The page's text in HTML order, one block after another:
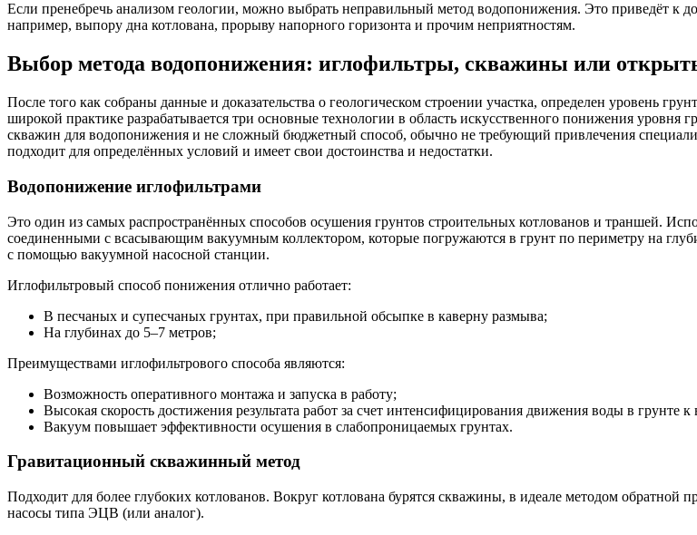
Если пренебречь анализом геологии, можно выбрать неправильный метод водопонижения. Это приведёт к
например, выпору дна котлована, прорыву напорного горизонта и прочим неприятностям.
Выбор метода водопонижения: иглофильтры, скважины или
После того как собраны данные и доказательства о геологическом строении участка, определен уровень
широкой практике разрабатывается три основные технологии в область искусственного понижения уровня
скважин для водопонижения и не сложный бюджетный способ, обычно не требующий привлечения
подходит для определённых условий и имеет свои достоинства и недостатки.
Водопонижение иглофильтрами
Это один из самых распространённых способов осушения грунтов строительных котлованов и траншей.
соединенными с всасывающим вакуумным коллектором, которые погружаются в грунт по периметру на
с помощью вакуумной насосной станции.
Иглофильтровый способ понижения отлично работает:
В песчаных и супесчаных грунтах, при правильной обсыпке в каверну размыва;
На глубинах до 5–7 метров;
Преимуществами иглофильтрового способа являются:
Возможность оперативного монтажа и запуска в работу;
Высокая скорость достижения результата работ за счет интенсифицирования движения воды в грунте
Вакуум повышает эффективности осушения в слабопроницаемых грунтах.
Гравитационный скважинный метод
Подходит для более глубоких котлованов. Вокруг котлована бурятся скважины, в идеале методом
насосы типа ЭЦВ (или аналог).